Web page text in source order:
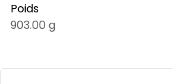
Poids
903.00 g